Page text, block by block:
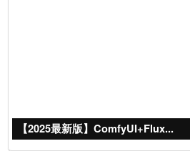
【2025最新版】ComfyUI+Flux...